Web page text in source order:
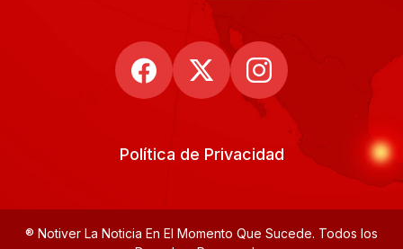
Política de Privacidad
® Notiver La Noticia En El Momento Que Sucede. Todos los